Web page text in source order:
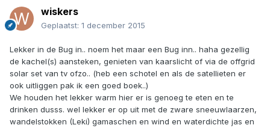
wiskers
Geplaatst: 1 december 2015
Lekker in de Bug in.. noem het maar een Bug inn.. haha gezellig
de kachel(s) aansteken, genieten van kaarslicht of via de offgrid
solar set van tv ofzo.. (heb een schotel en als de satellieten er
ook uitliggen pak ik een goed boek..)
We houden het lekker warm hier er is genoeg te eten en te
drinken dusss. wel lekker er op uit met de zware sneeuwlaarzen,
wandelstokken (Leki) gamaschen en wind en waterdichte jas en